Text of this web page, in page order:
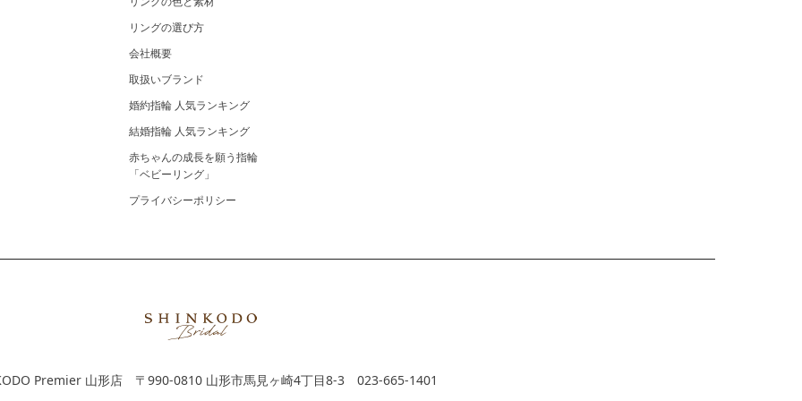
リングの選び方
会社概要
取扱いブランド
婚約指輪 人気ランキング
結婚指輪 人気ランキング
赤ちゃんの成長を願う指輪
「ベビーリング」
プライバシーポリシー
Premier 山形店 〒990-0810 山形市馬見ヶ崎4丁目8-3 023-665-1401